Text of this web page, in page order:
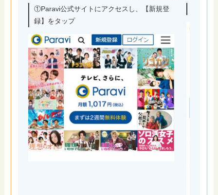
①Paravi公式サイトにアクセスし、【新規登
録】をタップ